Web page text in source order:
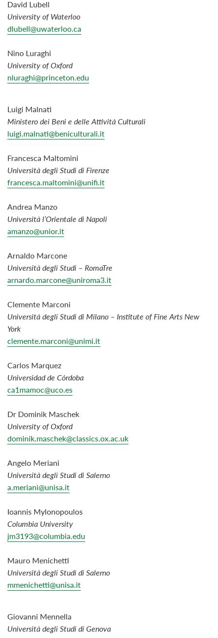
David Lubell
University of Waterloo
dlubell@uwaterloo.ca
Nino Luraghi
University of Oxford
nluraghi@princeton.edu
Luigi Malnati
Ministero dei Beni e delle Attività Culturali
luigi.malnati@beniculturali.it
Francesca Maltomini
Università degli Studi di Firenze
francesca.maltomini@unifi.it
Andrea Manzo
Università l’Orientale di Napoli
amanzo@unior.it
Arnaldo Marcone
Università degli Studi – RomaTre
arnardo.marcone@uniroma3.it
Clemente Marconi
Università degli Studi di Milano – Institute of Fine Arts New
York
clemente.marconi@unimi.it
Carlos Marquez
Universidad de Córdoba
ca1mamoc@uco.es
Dr Dominik Maschek
University of Oxford
dominik.maschek@classics.ox.ac.uk
Angelo Meriani
Università degli Studi di Salerno
a.meriani@unisa.it
Ioannis Mylonopoulos
Columbia University
jm3193@columbia.edu
Mauro Menichetti
Università degli Studi di Salerno
mmenichetti@unisa.it
Giovanni Mennella
Università degli Studi di Genova